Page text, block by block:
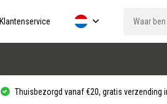
Klantenservice
Thuisbezorgd vanaf €20, gratis verzending